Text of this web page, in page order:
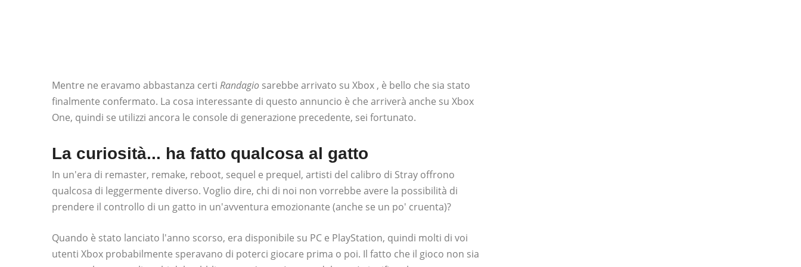
Mentre ne eravamo abbastanza certi Randagio sarebbe arrivato su Xbox , è bello che sia stato
finalmente confermato. La cosa interessante di questo annuncio è che arriverà anche su Xbox
One, quindi se utilizzi ancora le console di generazione precedente, sei fortunato.
La curiosità... ha fatto qualcosa al gatto
In un'era di remaster, remake, reboot, sequel e prequel, artisti del calibro di Stray offrono
qualcosa di leggermente diverso. Voglio dire, chi di noi non vorrebbe avere la possibilità di
prendere il controllo di un gatto in un'avventura emozionante (anche se un po' cruenta)?
Quando è stato lanciato l'anno scorso, era disponibile su PC e PlayStation, quindi molti di voi
utenti Xbox probabilmente speravano di poterci giocare prima o poi. Il fatto che il gioco non sia